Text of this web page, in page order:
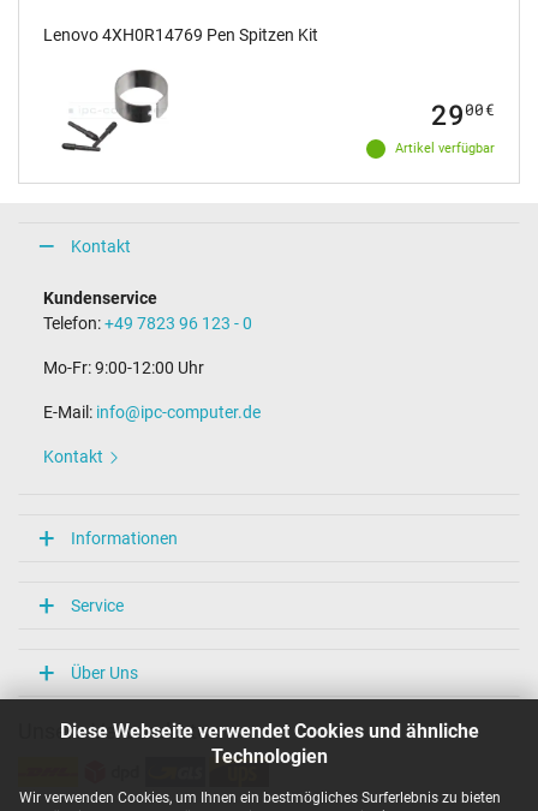
Diese Webseite verwendet Cookies und ähnliche
Technologien
Wir verwenden Cookies, um Ihnen ein bestmögliches Surferlebnis zu bieten
Lenovo 4XH0R14769 Pen Spitzen Kit
Artikel verfügbar
2900€
Kontakt
Kundenservice
Telefon:+49 7823 96 123 - 0
Mo-Fr: 9:00-12:00 Uhr
E-Mail: info@ipc-computer.de
Kontakt
Informationen
Service
Über Uns
Unsere Versandarten